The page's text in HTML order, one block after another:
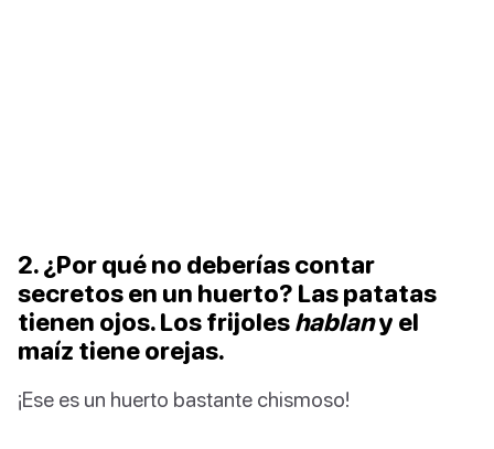
2. ¿Por qué no deberías contar
secretos en un huerto? Las patatas
tienen ojos. Los frijoleshablany el
maíz tiene orejas.
¡Ese es un huerto bastante chismoso!